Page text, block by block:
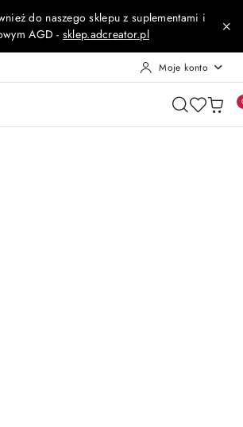
głównej
konto
głównego
produktu
do naszego sklepu z suplementami i
AGD - sklep.adcreator.pl
Moje konto